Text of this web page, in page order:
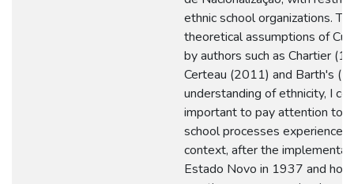
ethnic school organizations.
theoretical assumptions of
by authors such as Chartier
Certeau (2011) and Barth's
understanding of ethnicity, I
important to pay attention to
school processes experienced
context, after the
Estado Novo in 1937 and